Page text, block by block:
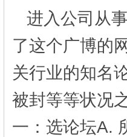
进入公司从
了这个广博的
关行业的知名
被封等等状况
一：选论坛A.